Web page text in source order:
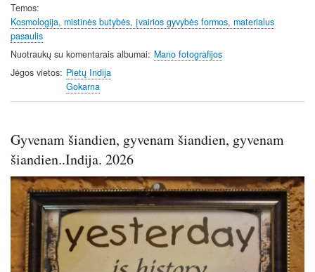
Temos
Kosmologija, mistinės butybės, įvairios gyvybės formos, materialus
pasaulis
Nuotraukų su komentarais albumai
Mano fotografijos
Jėgos vietos Pietų Indija
Gokarna
Gyvenam šiandien, gyvenam šiandien, gyvenam
šiandien..Indija. 2026
Image